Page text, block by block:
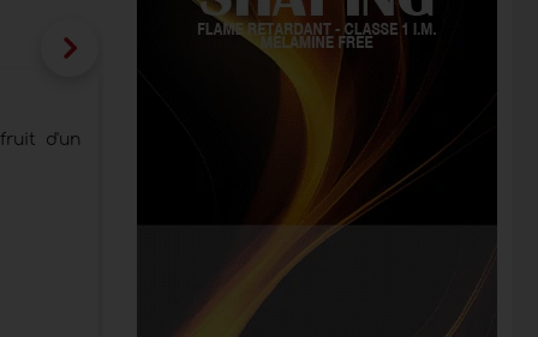
d'un
FederlegnoArredo: les exportations
La forte décélération des États-Unis, ainsi
principaux marchés de référence
Économie et marketing
Date de publication: 15/07/2026